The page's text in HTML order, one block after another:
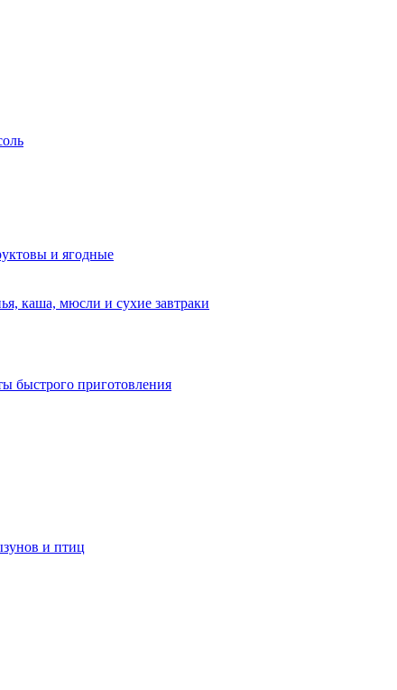
и ягодные
каша, мюсли и сухие завтраки
быстрого приготовления
и птиц